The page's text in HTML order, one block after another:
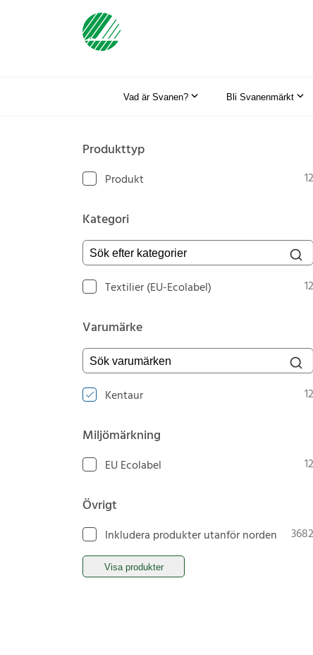
Vad är Svanen? Bli Svanenmärkt
Produkttyp
Produkt 12
Kategori
Sök efter kategorier
Textilier (EU-Ecolabel) 12
Varumärke
Sök varumärken
Kentaur 12
Miljömärkning
EU Ecolabel 12
Övrigt
Inkludera produkter utanför norden 3682
Visa produkter